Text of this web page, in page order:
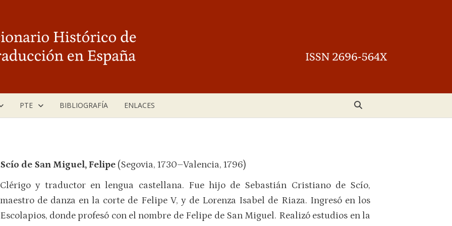
PTE BIBLIOGRAFÍA ENLACES
Scío de San Miguel, Felipe (Segovia, 1730–Valencia, 1796)
Clérigo y traductor en lengua castellana. Fue hijo de Sebastián Cristiano de Scío,
maestro de danza en la corte de Felipe V, y de Lorenza Isabel de Riaza. Ingresó en los
Escolapios, donde profesó con el nombre de Felipe de San Miguel. Realizó estudios en la